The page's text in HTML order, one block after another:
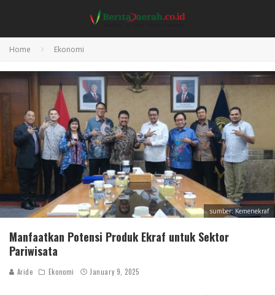
Home Ekonomi
sumber: Kemenekraf
Manfaatkan Potensi Produk Ekraf untuk Sektor
Pariwisata
Aride Ekonomi January 9, 2025